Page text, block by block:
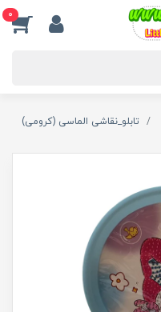
0
تابلو_نقاشی الماسی (کرومی)